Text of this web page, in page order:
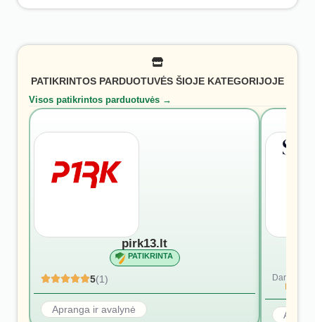
PATIKRINTOS PARDUOTUVĖS ŠIOJE KATEGORIJOJE
Visos patikrintos parduotuvės →
pirk13.lt
PATIKRINTA
5(1)
Apranga ir avalynė
Dar nėra